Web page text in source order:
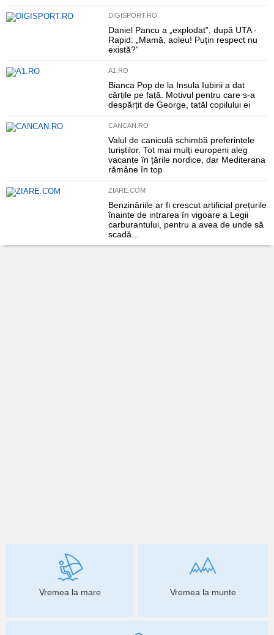
DIGISPORT.RO
Daniel Pancu a „explodat”, după UTA -
Rapid: „Mamă, aoleu! Puțin respect nu
există?”
A1.RO
Bianca Pop de la Insula Iubirii a dat
cărțile pe față. Motivul pentru care s-a
despărțit de George, tatăl copilului ei
CANCAN.RO
Valul de caniculă schimbă preferințele
turiștilor. Tot mai mulți europeni aleg
vacanțe în țările nordice, dar Mediterana
rămâne în top
ZIARE.COM
Benzinăriile ar fi crescut artificial prețurile
înainte de intrarea în vigoare a Legii
carburantului, pentru a avea de unde să
scadă...
Vremea la mare Vremea la munte